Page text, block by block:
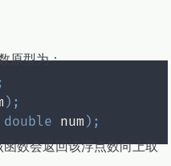
原型为：
) ;
double num ) ;
数会返回该浮点数向上取